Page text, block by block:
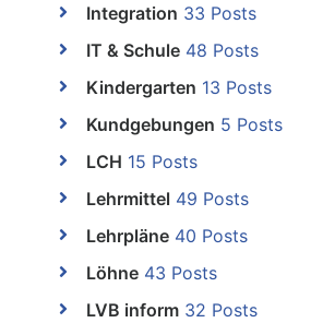
Integration 33 Posts
IT & Schule 48 Posts
Kindergarten 13 Posts
Kundgebungen 5 Posts
LCH 15 Posts
Lehrmittel 49 Posts
Lehrpläne 40 Posts
Löhne 43 Posts
LVB inform 32 Posts